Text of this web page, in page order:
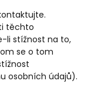
těchto
li stížnost na to,
se o tom
osobních údajů).